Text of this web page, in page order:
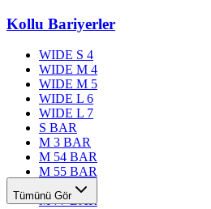
Kollu Bariyerler
WIDE S 4
WIDE M 4
WIDE M 5
WIDE L 6
WIDE L 7
S BAR
M 3 BAR
M 54 BAR
M 55 BAR
M 76 BAR
M 77 BAR
Tümünü Gör